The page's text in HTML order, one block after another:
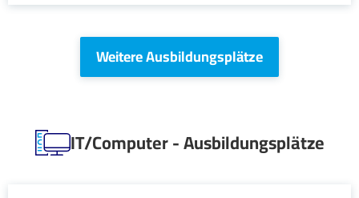
Weitere Ausbildungsplätze
IT/Computer - Ausbildungsplätze